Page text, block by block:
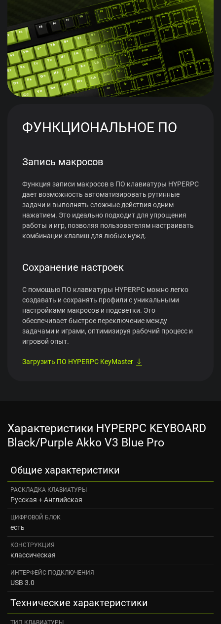
ФУНКЦИОНАЛЬНОЕ ПО
Запись макросов
Функция записи макросов в ПО клавиатуры HYPERPC
дает возможность автоматизировать рутинные
задачи и выполнять сложные действия одним
нажатием. Это идеально подходит для упрощения
работы и игр, позволяя пользователям настраивать
комбинации клавиш для любых нужд.
Сохранение настроек
С помощью ПО клавиатуры HYPERPC можно легко
создавать и сохранять профили с уникальными
настройками макросов и подсветки. Это
обеспечивает быстрое переключение между
задачами и играми, оптимизируя рабочий процесс и
игровой опыт.
Загрузить ПО HYPERPC KeyMaster
Характеристики HYPERPC KEYBOARD
Black/Purple Akko V3 Blue Pro
Общие характеристики
РАСКЛАДКА КЛАВИАТУРЫ
Русская + Английская
ЦИФРОВОЙ БЛОК
есть
КОНСТРУКЦИЯ
классическая
ИНТЕРФЕЙС ПОДКЛЮЧЕНИЯ
USB 3.0
Технические характеристики